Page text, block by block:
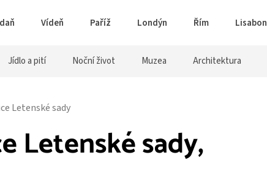
Vídeň Paříž Londýn Řím Lisabon
Jídlo a pití Noční život Muzea Architektura
Letenské sady
Letenské sady,